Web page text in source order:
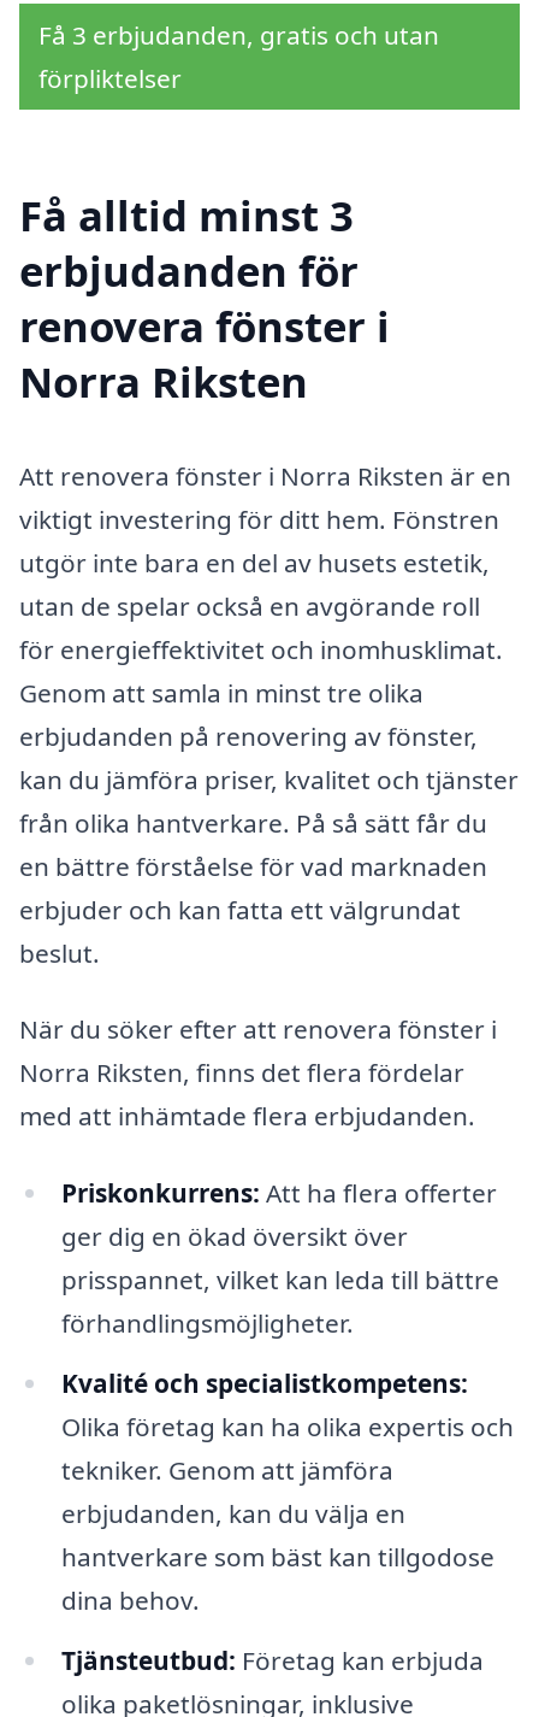
Få 3 erbjudanden, gratis och utan
förpliktelser
Få alltid minst 3
erbjudanden för
renovera fönster i
Norra Riksten
Att renovera fönster i Norra Riksten är en
viktigt investering för ditt hem. Fönstren
utgör inte bara en del av husets estetik,
utan de spelar också en avgörande roll
för energieffektivitet och inomhusklimat.
Genom att samla in minst tre olika
erbjudanden på renovering av fönster,
kan du jämföra priser, kvalitet och tjänster
från olika hantverkare. På så sätt får du
en bättre förståelse för vad marknaden
erbjuder och kan fatta ett välgrundat
beslut.
När du söker efter att renovera fönster i
Norra Riksten, finns det flera fördelar
med att inhämtade flera erbjudanden.
Priskonkurrens: Att ha flera offerter
ger dig en ökad översikt över
prisspannet, vilket kan leda till bättre
förhandlingsmöjligheter.
Kvalité och specialistkompetens:
Olika företag kan ha olika expertis och
tekniker. Genom att jämföra
erbjudanden, kan du välja en
hantverkare som bäst kan tillgodose
dina behov.
Tjänsteutbud: Företag kan erbjuda
olika paketlösningar, inklusive